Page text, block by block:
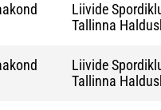
Liivide
Tallinna
Liivide
Tallinna